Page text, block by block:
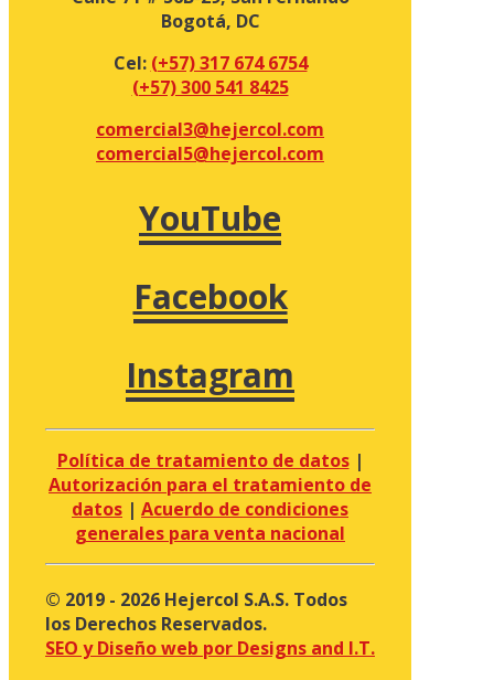
Bogotá, DC
Cel: (+57) 317 674 6754
(+57) 300 541 8425
comercial3@hejercol.com
comercial5@hejercol.com
YouTube
Facebook
Instagram
Política de tratamiento de datos|
Autorización para el tratamiento de
datos | Acuerdo de condiciones
generales para venta nacional
© 2019 - 2026 Hejercol S.A.S. Todos
los Derechos Reservados.
SEO y Diseño web por Designs and I.T.